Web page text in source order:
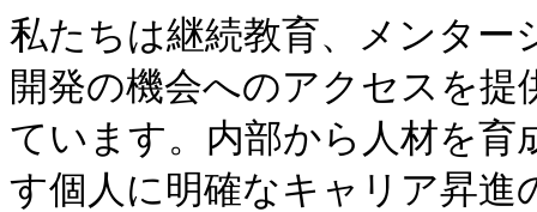
私たちは継続教育、メンタ
開発の機会へのアクセスを
ています。内部から人材を
す個人に明確なキャリア昇進